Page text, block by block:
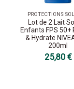
PROTECTIONS
Lot de 2 Lait
Enfants FPS 50+
& Hydrate
200ml
25,80 €